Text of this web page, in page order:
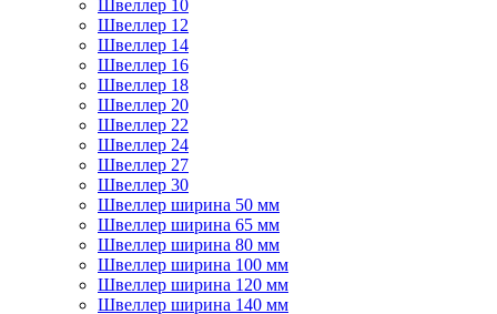
Швеллер 10
Швеллер 12
Швеллер 14
Швеллер 16
Швеллер 18
Швеллер 20
Швеллер 22
Швеллер 24
Швеллер 27
Швеллер 30
Швеллер ширина 50 мм
Швеллер ширина 65 мм
Швеллер ширина 80 мм
Швеллер ширина 100 мм
Швеллер ширина 120 мм
Швеллер ширина 140 мм